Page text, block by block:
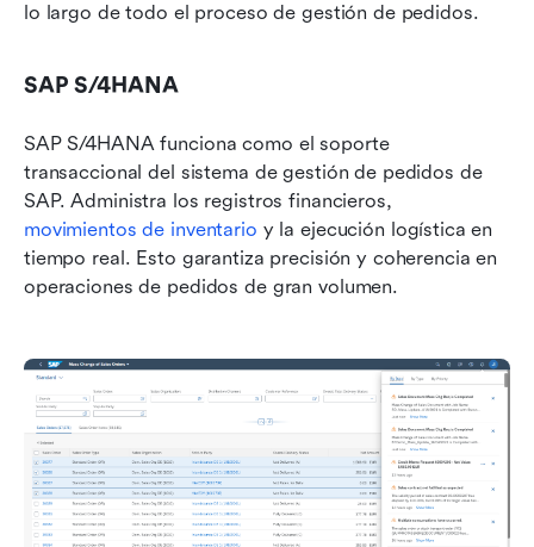
lo largo de todo el proceso de gestión de pedidos.
SAP S/4HANA
SAP S/4HANA funciona como el soporte
transaccional del sistema de gestión de pedidos de
movimientos de inventario y la ejecución logística en
tiempo real. Esto garantiza precisión y coherencia en
operaciones de pedidos de gran volumen.